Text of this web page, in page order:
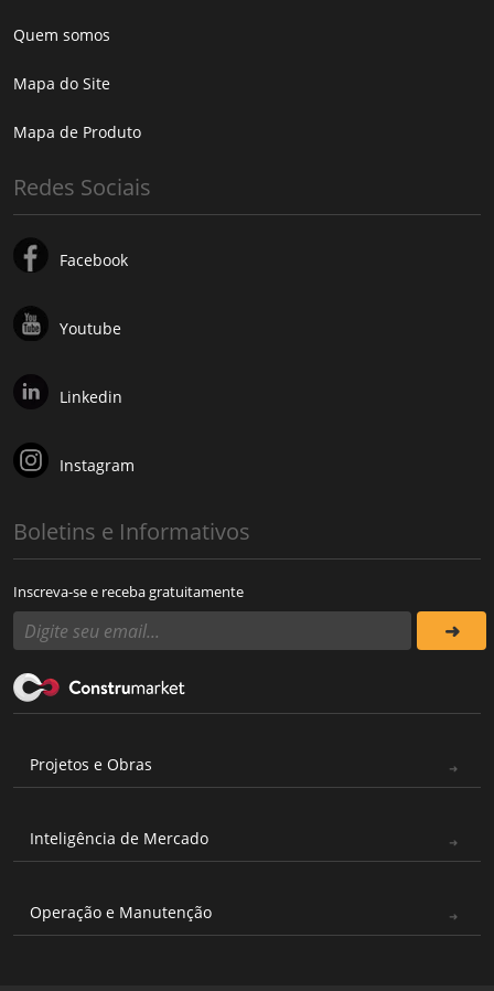
Quem somos
Mapa do Site
Mapa de Produto
Redes Sociais
Facebook
Youtube
Linkedin
Instagram
Boletins e Informativos
Inscreva-se e receba gratuitamente
Projetos e Obras
Inteligência de Mercado
Operação e Manutenção